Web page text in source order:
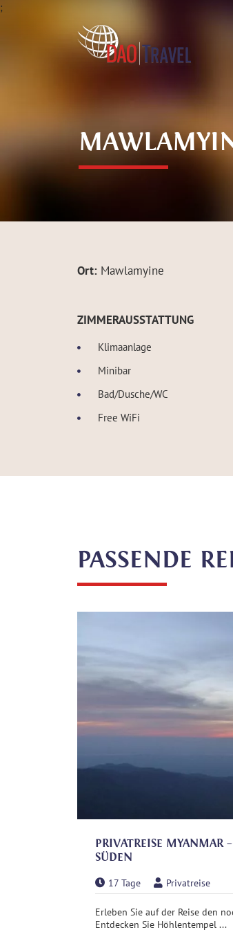
;
Ort: Mawlamyine
ZIMMERAUSSTATTUNG
Klimaanlage
Minibar
Bad/Dusche/WC
Free WiFi
PASSENDE
PRIVATREISE MYANMAR
SÜDEN
17 Tage Privatreise
Erleben Sie auf der Reise den
Entdecken Sie Höhlentempel ...